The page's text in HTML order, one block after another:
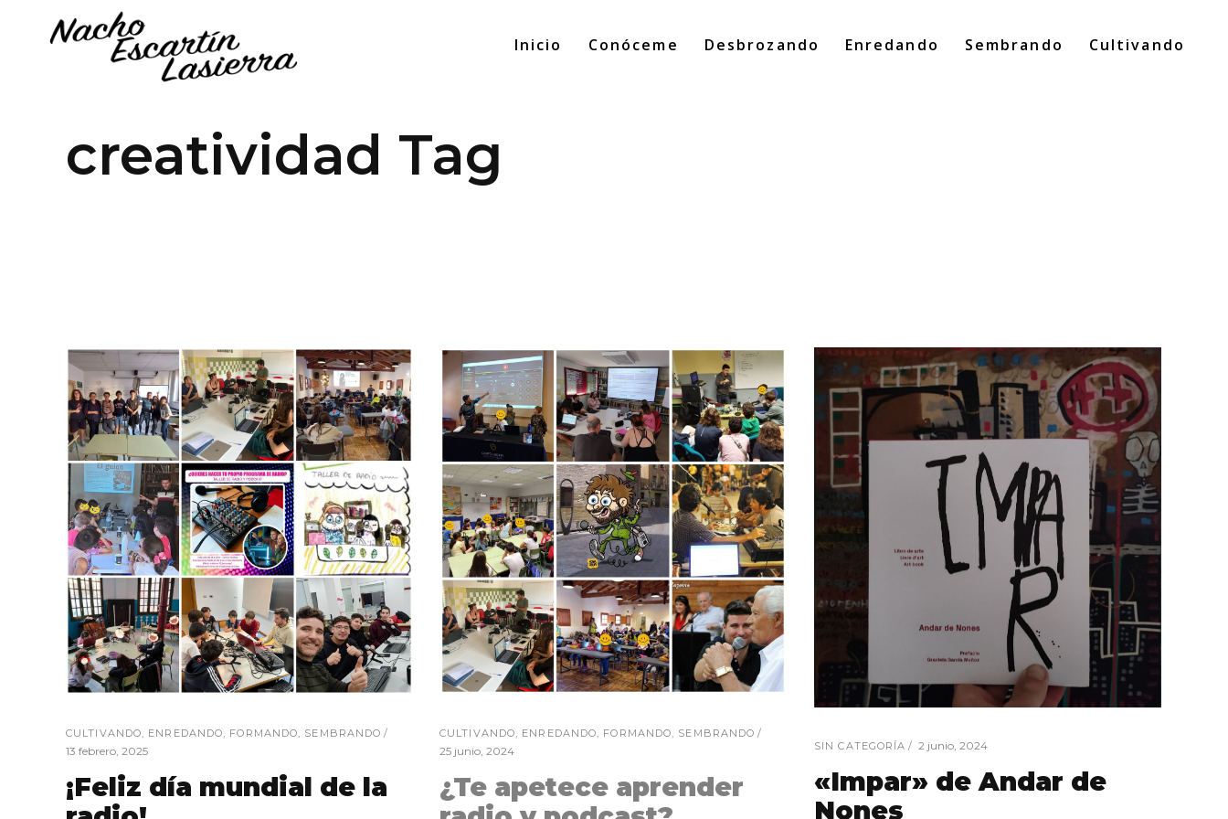
Inicio Conóceme Desbrozando Enredando Sembrando Cultivando
creatividad Tag
CULTIVANDO, ENREDANDO, FORMANDO, SEMBRANDO
13 febrero, 2025
¡Feliz día mundial de la
CULTIVANDO, ENREDANDO, FORMANDO, SEMBRANDO
25 junio, 2024
¿Te apetece aprender
SIN CATEGORÍA 2 junio, 2024
«Impar» de Andar de
Nones